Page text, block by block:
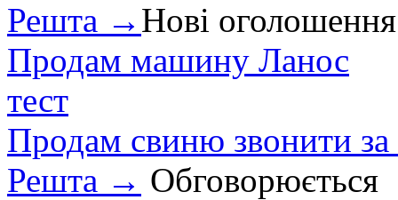
Решта → Нові оголошення
Продам машину Ланос
тест
Продам свиню звонити
Решта → Обговорюється